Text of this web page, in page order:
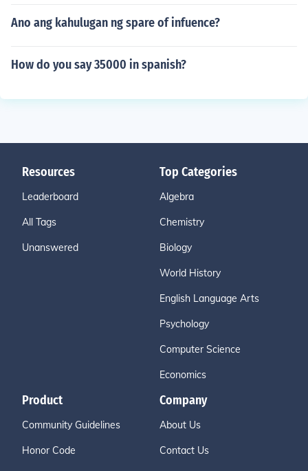
Ano ang kahulugan ng spare of infuence?
How do you say 35000 in spanish?
Resources
Leaderboard
All Tags
Unanswered
Top Categories
Algebra
Chemistry
Biology
World History
English Language Arts
Psychology
Computer Science
Economics
Product
Community Guidelines
Honor Code
Company
About Us
Contact Us